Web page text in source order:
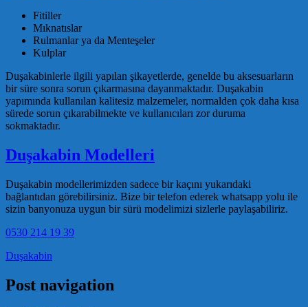
Fitiller
Mıknatıslar
Rulmanlar ya da Menteşeler
Kulplar
Duşakabinlerle ilgili yapılan şikayetlerde, genelde bu aksesuarların
bir süre sonra sorun çıkarmasına dayanmaktadır. Duşakabin
yapımında kullanılan kalitesiz malzemeler, normalden çok daha kısa
sürede sorun çıkarabilmekte ve kullanıcıları zor duruma
sokmaktadır.
Duşakabin Modelleri
Duşakabin modellerimizden sadece bir kaçını yukarıdaki
bağlantıdan görebilirsiniz. Bize bir telefon ederek whatsapp yolu ile
sizin banyonuza uygun bir sürü modelimizi sizlerle paylaşabiliriz.
0530 214 19 39
Duşakabin
Post navigation